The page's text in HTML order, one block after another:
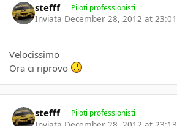
stefff Piloti professionisti
Inviata December 28, 2012 at 23:01
Velocissimo
Ora ci riprovo
stefff Piloti professionisti